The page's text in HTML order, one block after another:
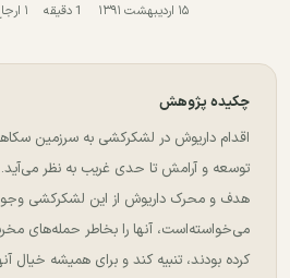
۱۵ اردیبهشت ۱۳۹۱ 1 دقیقه ۱ ارجاع (لینک به مرجع دیگر)
چکیده پژوهش
اقدام داریوش در لشکرکشی به سرزمین
توسعه و آرامش تا حدی غریب به نظر می‌آید.
هدف و محرک داریوش از این لشکرکشی
می‌خواسته‌است، آنها را بخاطر حمله‌های
کرده بودند، تنبیه کند و برای همیشه خیال